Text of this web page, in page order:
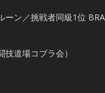
ン／挑戦者同級1位
道場コブラ会）